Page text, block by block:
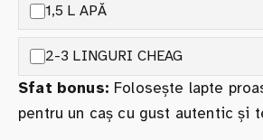
1,5 L APĂ
2-3 LINGURI CHEAG
Sfat bonus: Folosește lapte
pentru un caș cu gust autentic și